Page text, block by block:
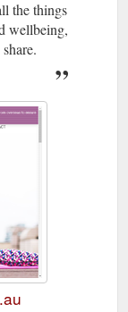
the things
wellbeing,